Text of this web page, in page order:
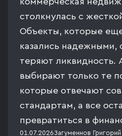
столкнулась с
Объекты, которые
казались надежными,
теряют ликвидность.
выбирают только те
которые отвечают
стандартам, а все
превратиться в
01.07.2026Загуменнов